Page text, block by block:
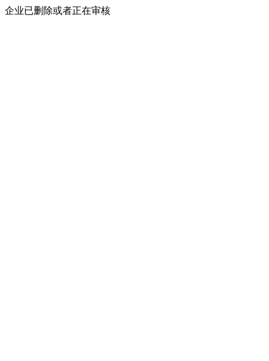
企业已删除或者正在审核